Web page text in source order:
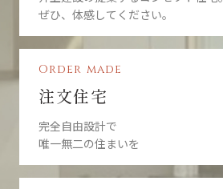
ぜひ、体感してください。
Order made
注文住宅
完全自由設計で
唯一無二の住まいを